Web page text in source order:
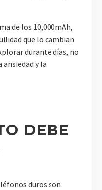
de los 10,000mAh,
que lo cambian
durante días, no
ansiedad y la
DEBE
duros son